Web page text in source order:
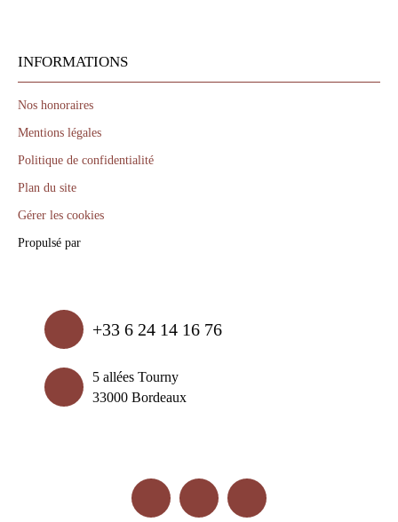
INFORMATIONS
Nos honoraires
Mentions légales
Politique de confidentialité
Plan du site
Gérer les cookies
Propulsé par
+33 6 24 14 16 76
5 allées Tourny
33000 Bordeaux